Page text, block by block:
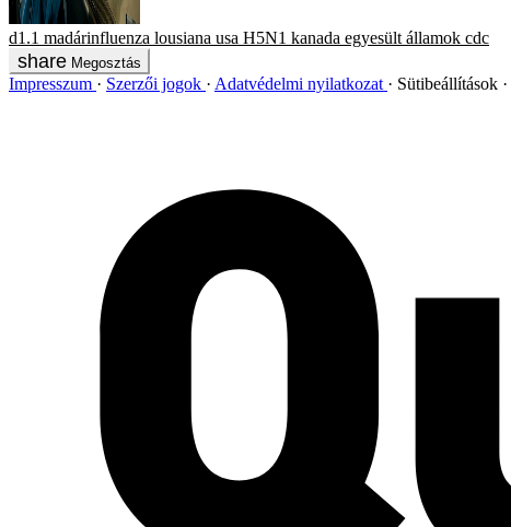
d1.1 madárinfluenza lousiana usa H5N1 kanada egyesült államok cdc
Megosztás
Impresszum Szerzői jogok Adatvédelmi nyilatkozat Sütibeállítások